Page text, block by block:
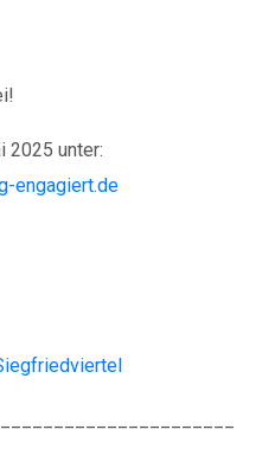
2025 unter:
engagiert.de